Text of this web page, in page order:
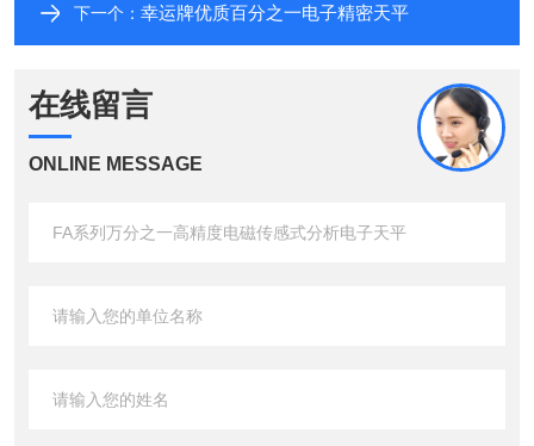
下一个： 幸运牌优质百分之一电子精密天平
在线留言
ONLINE MESSAGE